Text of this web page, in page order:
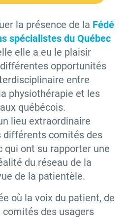
la présence de la Fédé
spécialistes du Québec
elle a eu le plaisir
différentes opportunités
entre
physiothérapie et les
québécois.
lieu extraordinaire
différents comités des
qui ont su rapporter une
du réseau de la
de la patientèle.
où la voix du patient, de
des usagers